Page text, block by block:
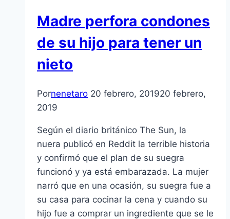
Madre perfora condones
de su hijo para tener un
nieto
Pornenetaro 20 febrero, 201920 febrero,
2019
Según el diario británico The Sun, la
nuera publicó en Reddit la terrible historia
y confirmó que el plan de su suegra
funcionó y ya está embarazada. La mujer
narró que en una ocasión, su suegra fue a
su casa para cocinar la cena y cuando su
hijo fue a comprar un ingrediente que se le